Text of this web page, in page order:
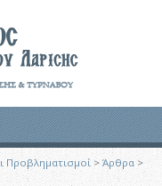
Προβληματισμοί >Άρθρα >